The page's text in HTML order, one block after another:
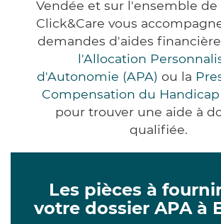
Vendée et sur l'ensemble de
Click&Care vous
demandes d'aides
l'Allocation
d'Autonomie (APA) ou la
Compensation du Handicap
pour trouver une aide à
qualifiée.
Les pièces à
votre dossier APA à